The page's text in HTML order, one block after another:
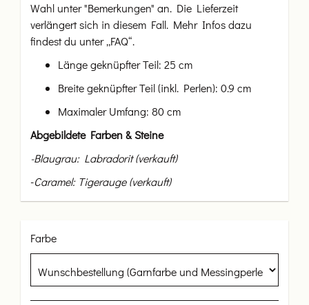
Wahl unter "Bemerkungen" an. Die Lieferzeit
verlängert sich in diesem Fall. Mehr Infos dazu
findest du unter „FAQ“.
Länge geknüpfter Teil: 25 cm
Breite geknüpfter Teil (inkl. Perlen): 0.9 cm
Maximaler Umfang: 80 cm
Abgebildete Farben & Steine
-Blaugrau: Labradorit (verkauft)
-Caramel: Tigerauge (verkauft)
Farbe